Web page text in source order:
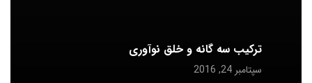
ترکیب سه گانه و خلق نوآوری
سپتامبر 24, 2016